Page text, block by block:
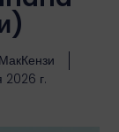
2026 г.